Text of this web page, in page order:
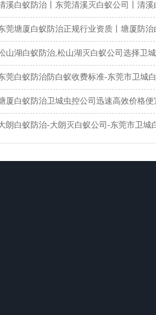
溪白蚁防治丨东莞清溪灭白蚁公司丨清溪
莞塘厦白蚁防治正规行业资质丨塘厦防治
山湖白蚁防治,松山湖灭白蚁公司选择卫城
莞白蚁防治防白蚁收费标准-东莞市卫城白
厦白蚁防治卫城虫控公司迅速高效价格便
朗白蚁防治-大朗灭白蚁公司-东莞市卫城